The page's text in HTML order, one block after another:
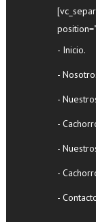
- Inicio.
-
-
-
-
-
-